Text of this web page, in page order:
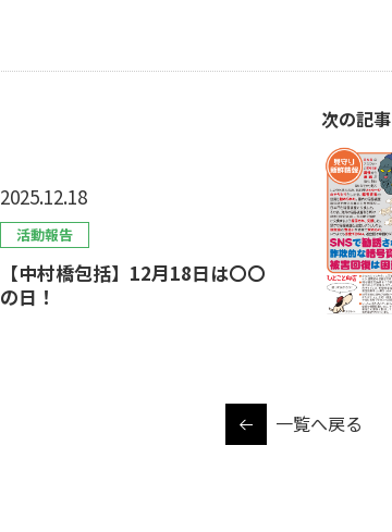
2025.12.18
活動報告
【中村橋包括】12月18日は〇〇
の日！
次の記事
一覧へ戻る